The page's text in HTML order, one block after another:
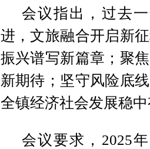
会议指出，过去
进，文旅融合开启新
振兴谱写新篇章；聚
新期待；坚守风险底
全镇经济社会发展稳
会议要求，2025